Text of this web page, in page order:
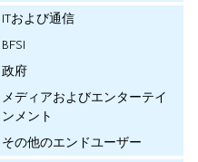
ITおよび通信
BFSI
政府
メディアおよびエンターテイ
ンメント
その他のエンドユーザー